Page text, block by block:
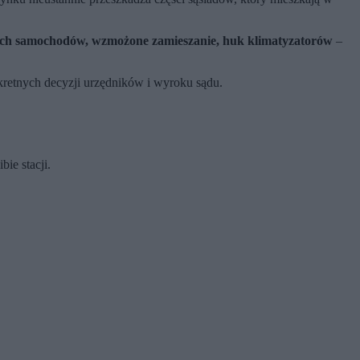
samochodów, wzmożone zamieszanie, huk klimatyzatorów –
decyzji urzędników i wyroku sądu.
stacji.